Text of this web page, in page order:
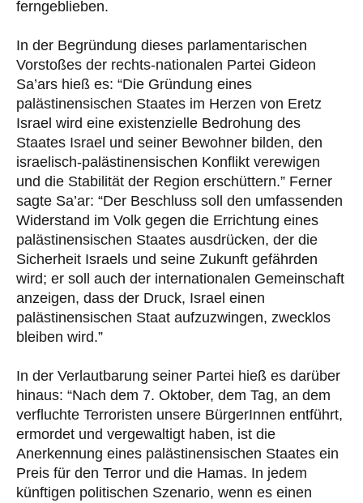
ferngeblieben.
In der Begründung dieses parlamentarischen
Vorstoßes der rechts-nationalen Partei Gideon
Sa’ars hieß es: “Die Gründung eines
palästinensischen Staates im Herzen von Eretz
Israel wird eine existenzielle Bedrohung des
Staates Israel und seiner Bewohner bilden, den
israelisch-palästinensischen Konflikt verewigen
und die Stabilität der Region erschüttern.” Ferner
sagte Sa’ar: “Der Beschluss soll den umfassenden
Widerstand im Volk gegen die Errichtung eines
palästinensischen Staates ausdrücken, der die
Sicherheit Israels und seine Zukunft gefährden
wird; er soll auch der internationalen Gemeinschaft
anzeigen, dass der Druck, Israel einen
palästinensischen Staat aufzuzwingen, zwecklos
bleiben wird.”
In der Verlautbarung seiner Partei hieß es darüber
hinaus: “Nach dem 7. Oktober, dem Tag, an dem
verfluchte Terroristen unsere BürgerInnen entführt,
ermordet und vergewaltigt haben, ist die
Anerkennung eines palästinensischen Staates ein
Preis für den Terror und die Hamas. In jedem
künftigen politischen Szenario, wenn es einen